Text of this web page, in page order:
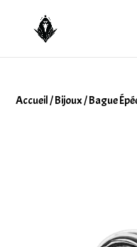
Accueil/Bijoux/ Bague